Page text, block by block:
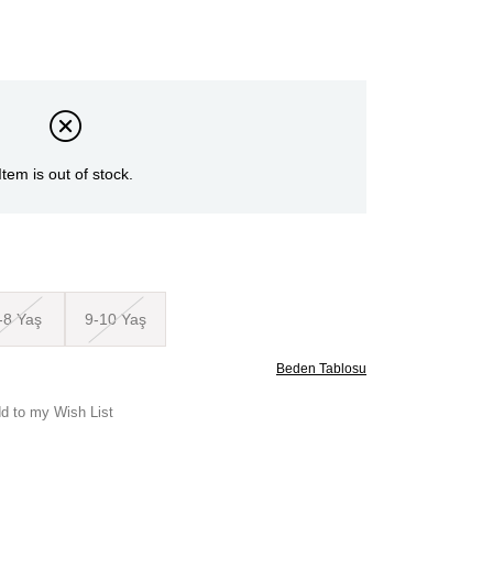
Item is out of stock.
Yaş 9-10 Yaş
Beden Tablosu
to my Wish List